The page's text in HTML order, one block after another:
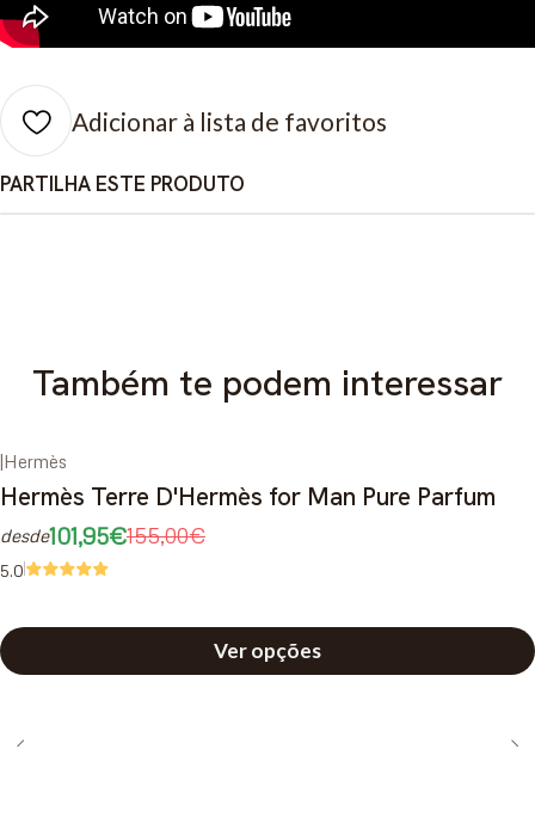
Adicionar à lista de favoritos
PARTILHA ESTE PRODUTO
Também te podem interessar
-34%DESCONTO
|Hermès
Hermès Terre D'Hermès for Man Pure Parfum
desde101,95€155,00€
5.0
Ver opções